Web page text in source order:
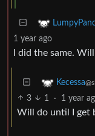
1 year ago
I did the same.
Kecessa
3 1 · 1 year
Will do until I get